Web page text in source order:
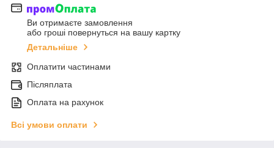
Ви отримаєте замовлення
або гроші повернуться на вашу картку
Детальніше
Оплатити частинами
Післяплата
Оплата на рахунок
Всі умови оплати